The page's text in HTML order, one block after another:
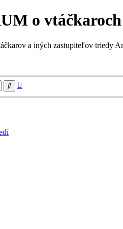
o vtáčkaroch
a iných zastupiteľov triedy
Hľadať